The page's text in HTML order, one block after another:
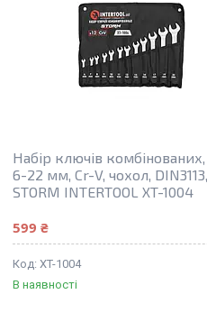
Набір ключів комбінованих,
6-22 мм, Cr-V, чохол, DIN3113,
STORM INTERTOOL XT-1004
599 ₴
XT-1004
В наявності